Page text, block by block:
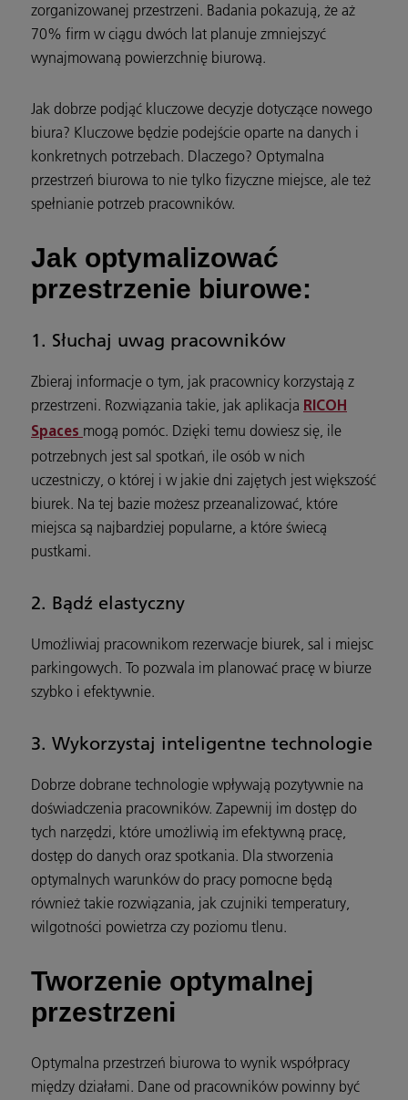
zorganizowanej przestrzeni. Badania pokazują, że aż
70% firm w ciągu dwóch lat planuje zmniejszyć
wynajmowaną powierzchnię biurową.
Jak dobrze podjąć kluczowe decyzje dotyczące nowego
biura? Kluczowe będzie podejście oparte na danych i
konkretnych potrzebach. Dlaczego? Optymalna
przestrzeń biurowa to nie tylko fizyczne miejsce, ale też
spełnianie potrzeb pracowników.
Jak optymalizować
przestrzenie biurowe:
1. Słuchaj uwag pracowników
Zbieraj informacje o tym, jak pracownicy korzystają z
przestrzeni. Rozwiązania takie, jak aplikacja RICOH
Spaces mogą pomóc. Dzięki temu dowiesz się, ile
potrzebnych jest sal spotkań, ile osób w nich
uczestniczy, o której i w jakie dni zajętych jest większość
biurek. Na tej bazie możesz przeanalizować, które
miejsca są najbardziej popularne, a które świecą
pustkami.
2. Bądź elastyczny
Umożliwiaj pracownikom rezerwacje biurek, sal i miejsc
parkingowych. To pozwala im planować pracę w biurze
szybko i efektywnie.
3. Wykorzystaj inteligentne technologie
Dobrze dobrane technologie wpływają pozytywnie na
doświadczenia pracowników. Zapewnij im dostęp do
tych narzędzi, które umożliwią im efektywną pracę,
dostęp do danych oraz spotkania. Dla stworzenia
optymalnych warunków do pracy pomocne będą
również takie rozwiązania, jak czujniki temperatury,
wilgotności powietrza czy poziomu tlenu.
Tworzenie optymalnej
przestrzeni
Optymalna przestrzeń biurowa to wynik współpracy
między działami. Dane od pracowników powinny być